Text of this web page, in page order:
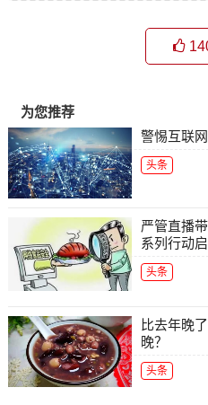
为您推荐
警惕互联
头条
严管直播
系列行动
头条
比去年晚
晚？
头条